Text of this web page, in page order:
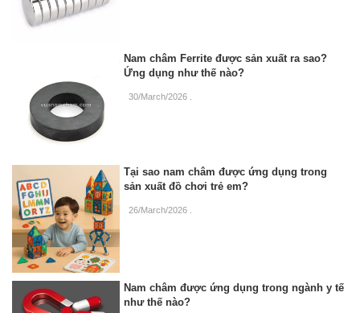
Nam châm Ferrite được sản xuất ra sao?
Ứng dụng như thế nào?
30/March/2026
Tại sao nam châm được ứng dụng trong
sản xuất đồ chơi trẻ em?
26/March/2026
Nam châm được ứng dụng trong ngành y tế
như thế nào?